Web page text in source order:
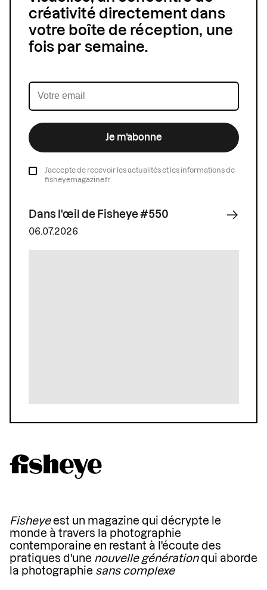
créativité directement dans
votre boîte de réception, une
fois par semaine.
Je m’abonne
J’accepte de recevoir les actualités et les informations de
fisheyemagazine.fr
Dans l'œil de Fisheye #550
06.07.2026
Fisheyeest un magazine qui décrypte le
monde à travers la photographie
contemporaine en restant à l'écoute des
pratiques d'une nouvelle générationqui aborde
la photographie sans complexe